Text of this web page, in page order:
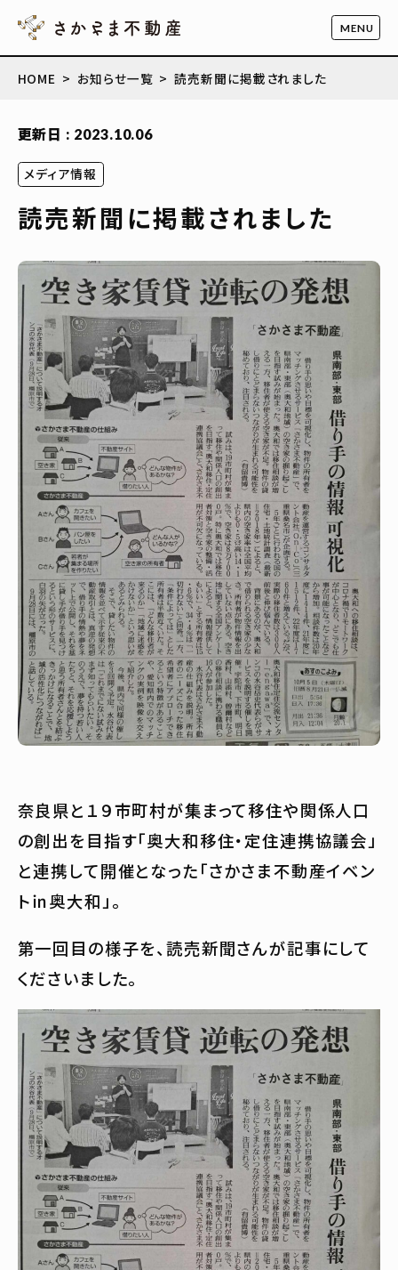
HOME お知らせ一覧 読売新聞に掲載されました
更新日 : 2023.10.06
メディア情報
読売新聞に掲載されました
奈良県と１９市町村が集まって移住や関係人口
の創出を目指す「奥大和移住・定住連携協議会」
と連携して開催となった「さかさま不動産イベン
ト㏌奥大和」。
第一回目の様子を、読売新聞さんが記事にして
くださいました。